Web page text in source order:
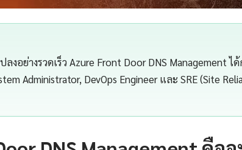
งอย่างรวดเร็ว Azure Front Door DNS Management ไ
Administrator, DevOps Engineer และ SRE (Site